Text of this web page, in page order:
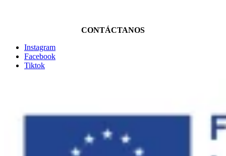
CONTÁCTANOS
Instagram
Facebook
Tiktok